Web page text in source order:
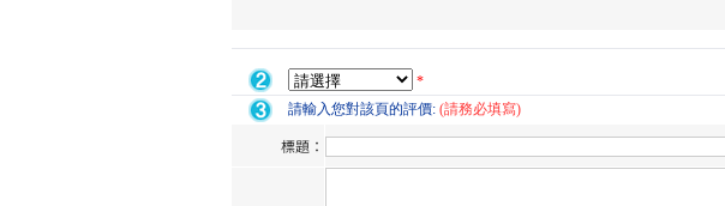
*
請輸入您對該頁的評價: (請務必填寫)
標題：